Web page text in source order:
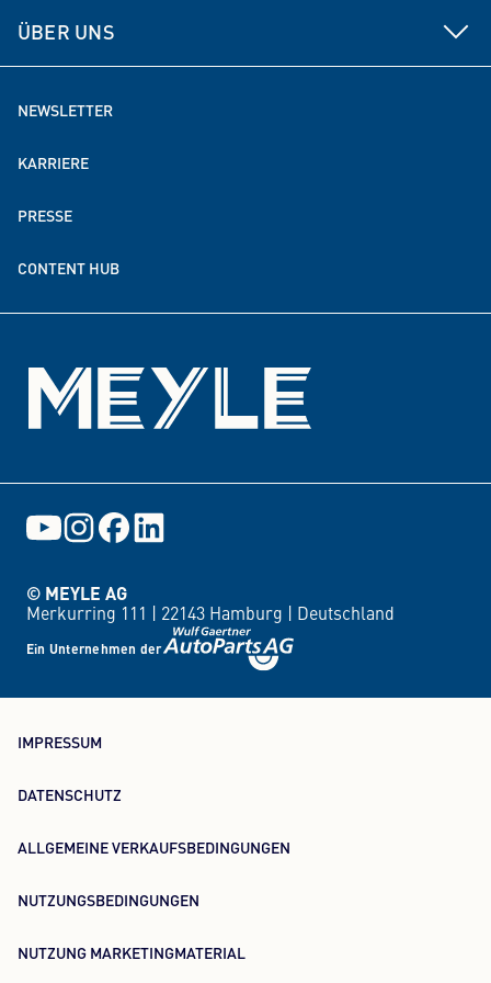
Electronics
ÜBER UNS
Events
© MEYLE AG
Merkurring 111 | 22143 Hamburg | Deutschland
Ein Unternehmen der
NEWSLETTER
KARRIERE
PRESSE
CONTENT HUB
IMPRESSUM
DATENSCHUTZ
ALLGEMEINE VERKAUFSBEDINGUNGEN
NUTZUNGSBEDINGUNGEN
NUTZUNG MARKETINGMATERIAL